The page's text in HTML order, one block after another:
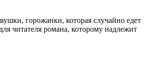
горожанки, которая случайно едет
читателя романа, которому надлежит